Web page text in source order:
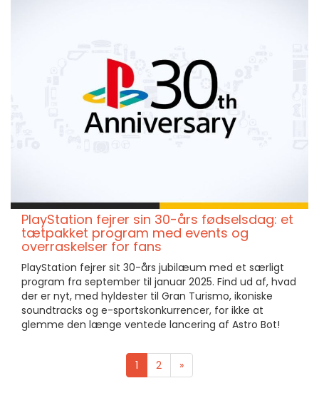
PlayStation fejrer sin 30-års fødselsdag: et
tætpakket program med events og
overraskelser for fans
PlayStation fejrer sit 30-års jubilæum med et særligt
program fra september til januar 2025. Find ud af, hvad
der er nyt, med hyldester til Gran Turismo, ikoniske
soundtracks og e-sportskonkurrencer, for ikke at
glemme den længe ventede lancering af Astro Bot!
1 2 »